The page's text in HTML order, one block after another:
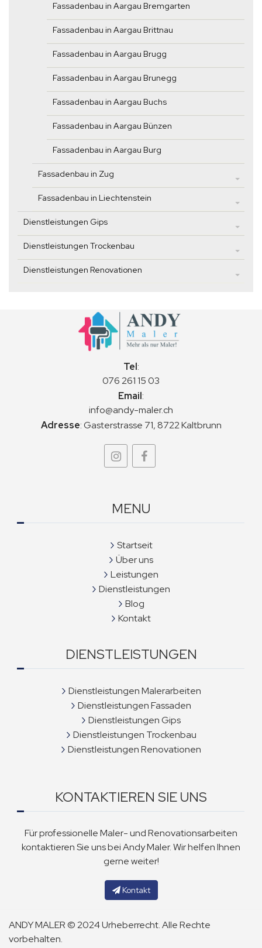
Fassadenbau in Aargau Bremgarten
Fassadenbau in Aargau Brittnau
Fassadenbau in Aargau Brugg
Fassadenbau in Aargau Brunegg
Fassadenbau in Aargau Buchs
Fassadenbau in Aargau Bünzen
Fassadenbau in Aargau Burg
Fassadenbau in Zug
Fassadenbau in Liechtenstein
Dienstleistungen Gips
Dienstleistungen Trockenbau
Dienstleistungen Renovationen
Tel:
076 261 15 03
Email:
info@andy-maler.ch
Adresse:Gasterstrasse 71, 8722 Kaltbrunn
MENU
Startseit
Über uns
Leistungen
Dienstleistungen
Blog
Kontakt
DIENSTLEISTUNGEN
Dienstleistungen Malerarbeiten
Dienstleistungen Fassaden
Dienstleistungen Gips
Dienstleistungen Trockenbau
Dienstleistungen Renovationen
KONTAKTIEREN SIE UNS
Für professionelle Maler- und Renovationsarbeiten
kontaktieren Sie uns bei Andy Maler. Wir helfen Ihnen
gerne weiter!
Kontakt
ANDY MALER © 2024 Urheberrecht. Alle Rechte
vorbehalten.